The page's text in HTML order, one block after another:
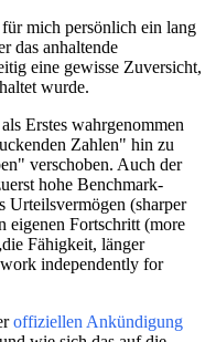
mich persönlich ein lang
das anhaltende
eine gewisse Zuversicht,
wurde.
Erstes wahrgenommen
Zahlen" hin zu
verschoben. Auch der
hohe Benchmark-
Urteilsvermögen (sharper
eigenen Fortschritt (more
Fähigkeit, länger
independently for
offiziellen Ankündigung